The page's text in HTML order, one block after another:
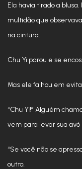
Ela havia tirado a
multidão que
na cintura.
Chu Yi parou e se
Mas ele falhou em
“Chu Yi!” Alguém
vem para levar sua avó
“Se você não se
outro.